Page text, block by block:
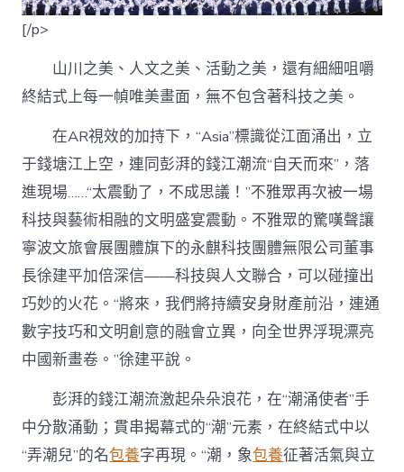
[/p>
山川之美、人文之美、活動之美，還有細細咀嚼
終結式上每一幀唯美畫面，無不包含著科技之美。
在AR視效的加持下，“Asia”標識從江面涌出，立
于錢塘江上空，連同彭湃的錢江潮流“自天而來”，落
進現場……“太震動了，不成思議！”不雅眾再次被一場
科技與藝術相融的文明盛宴震動。不雅眾的驚嘆聲讓
寧波文旅會展團體旗下的永麒科技團體無限公司董事
長徐建平加倍深信——科技與人文聯合，可以碰撞出
巧妙的火花。“將來，我們將持續安身財產前沿，連通
數字技巧和文明創意的融會立異，向全世界浮現漂亮
中國新畫卷。”徐建平說。
彭湃的錢江潮流激起朵朵浪花，在“潮涌使者”手
中分散涌動；貫串揭幕式的“潮”元素，在終結式中以
“弄潮兒”的名包養字再現。“潮，象包養征著活氣與立